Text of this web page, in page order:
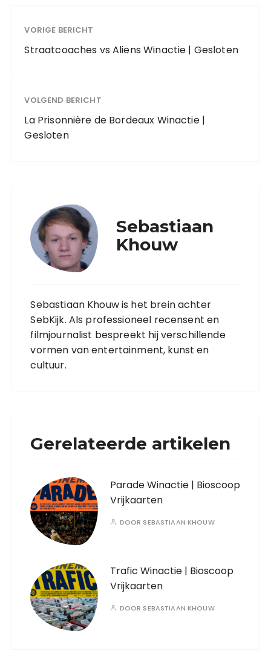
VORIGE BERICHT
Straatcoaches vs Aliens Winactie | Gesloten
VOLGEND BERICHT
La Prisonnière de Bordeaux Winactie |
Gesloten
Sebastiaan
Khouw
Sebastiaan Khouw is het brein achter
SebKijk. Als professioneel recensent en
filmjournalist bespreekt hij verschillende
vormen van entertainment, kunst en
cultuur.
Gerelateerde artikelen
Parade Winactie | Bioscoop
Vrijkaarten
DOOR SEBASTIAAN KHOUW
Trafic Winactie | Bioscoop
Vrijkaarten
DOOR SEBASTIAAN KHOUW